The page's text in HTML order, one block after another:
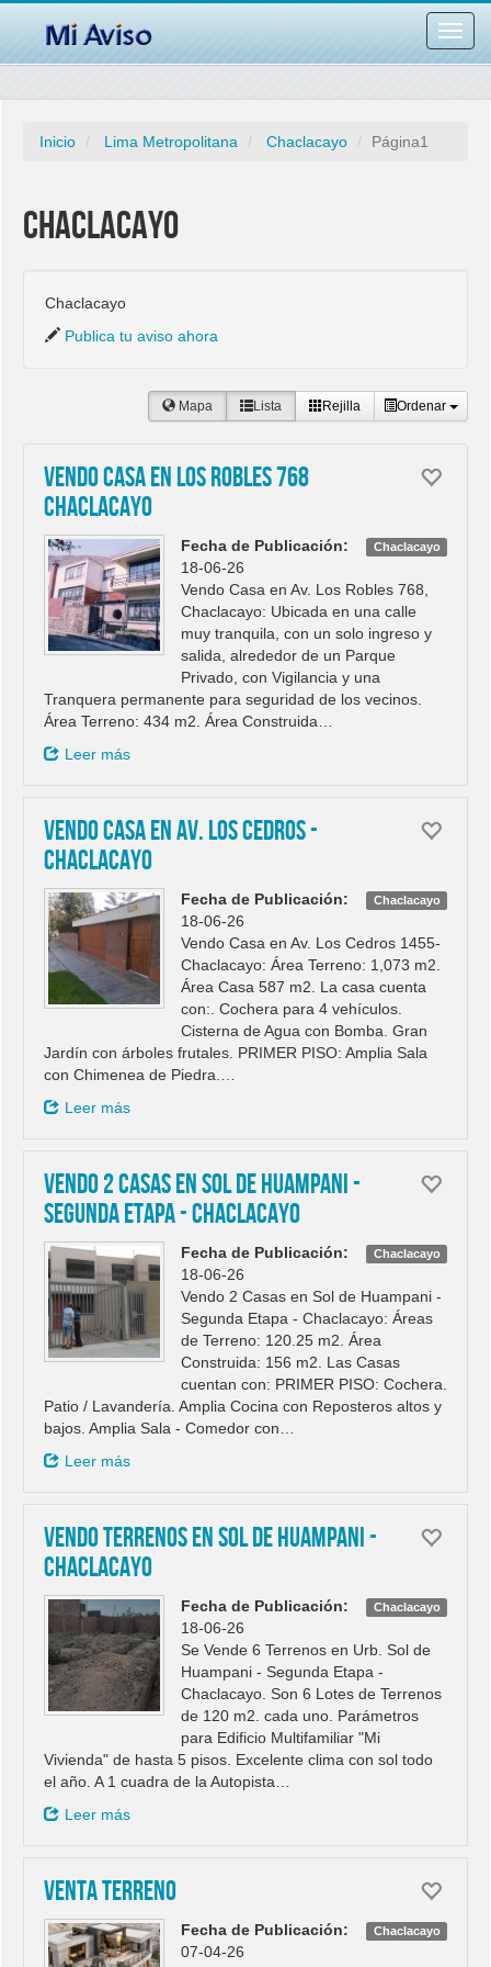
barra
Inicio Lima Metropolitana Chaclacayo Página1
Chaclacayo
Chaclacayo
Publica tu aviso ahora
Mapa Lista Rejilla Ordenar
Vendo Casa en Los Robles 768
Chaclacayo
Chaclacayo
Fecha de Publicación:
18-06-26
Vendo Casa en Av. Los Robles 768,
Chaclacayo: Ubicada en una calle
muy tranquila, con un solo ingreso y
salida, alrededor de un Parque
Privado, con Vigilancia y una
Tranquera permanente para seguridad de los vecinos.
Área Terreno: 434 m2. Área Construida…
Leer más
Vendo Casa en Av. Los Cedros -
Chaclacayo
Chaclacayo
Fecha de Publicación:
18-06-26
Vendo Casa en Av. Los Cedros 1455-
Chaclacayo: Área Terreno: 1,073 m2.
Área Casa 587 m2. La casa cuenta
con:. Cochera para 4 vehículos.
Cisterna de Agua con Bomba. Gran
Jardín con árboles frutales. PRIMER PISO: Amplia Sala
con Chimenea de Piedra.…
Leer más
Vendo 2 Casas en Sol de Huampani -
Segunda Etapa - Chaclacayo
Chaclacayo
Fecha de Publicación:
18-06-26
Vendo 2 Casas en Sol de Huampani -
Segunda Etapa - Chaclacayo: Áreas
de Terreno: 120.25 m2. Área
Construida: 156 m2. Las Casas
cuentan con: PRIMER PISO: Cochera.
Patio / Lavandería. Amplia Cocina con Reposteros altos y
bajos. Amplia Sala - Comedor con…
Leer más
Vendo Terrenos en Sol de Huampani -
Chaclacayo
Chaclacayo
Fecha de Publicación:
18-06-26
Se Vende 6 Terrenos en Urb. Sol de
Huampani - Segunda Etapa -
Chaclacayo. Son 6 Lotes de Terrenos
de 120 m2. cada uno. Parámetros
para Edificio Multifamiliar "Mi
Vivienda" de hasta 5 pisos. Excelente clima con sol todo
el año. A 1 cuadra de la Autopista…
Leer más
VENTA TERRENO
Chaclacayo
Fecha de Publicación:
07-04-26